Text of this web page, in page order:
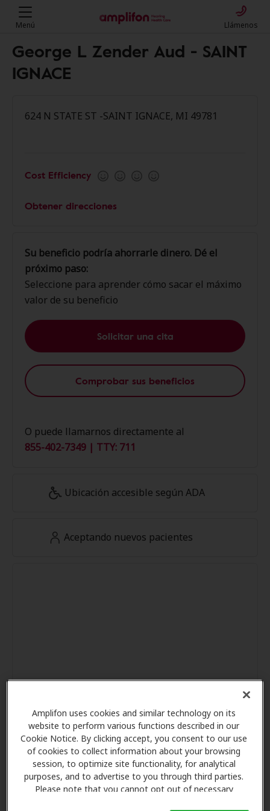
Amplifon uses cookies and similar technology on its
website to perform various functions described in our
Cookie Notice. By clicking accept, you consent to our use
of cookies to collect information about your browsing
session, to optimize site functionality, for analytical
purposes, and to advertise to you through third parties.
Please note that you cannot opt out of necessary
Menú Llámenos
George L Zender Aud - SAINT
IGNACE
624 N STATE ST -SAINT IGNACE, MI 49781
Cost Efficiency
Obtener direcciones
Su beneficio podría ahorrarle dinero. Dé el
próximo paso:
Seleccione para aprender cómo sacar el máximo
valor de su beneficio
Solicitar una cita
Comprobar sus beneficios
O puede llamarnos directamente al
855-402-7349 | TTY: 711
Ubicación accesible según ADA
Aceptando nuevos pacientes